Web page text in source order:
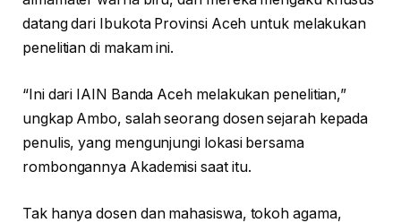
datang dari Ibukota Provinsi Aceh untuk melakukan
penelitian di makam ini.
“Ini dari IAIN Banda Aceh melakukan penelitian,”
ungkap Ambo, salah seorang dosen sejarah kepada
penulis, yang mengunjungi lokasi bersama
rombongannya Akademisi saat itu.
Tak hanya dosen dan mahasiswa, tokoh agama,